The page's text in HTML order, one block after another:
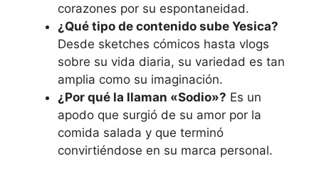
corazones por su espontaneidad.
¿Qué tipo de contenido sube Yesica?
Desde sketches cómicos hasta vlogs
sobre su vida diaria, su variedad es tan
amplia como su imaginación.
¿Por qué la llaman «Sodio»? Es un
apodo que surgió de su amor por la
comida salada y que terminó
convirtiéndose en su marca personal.